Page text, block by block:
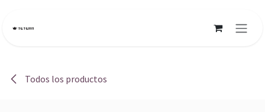
Todos los productos